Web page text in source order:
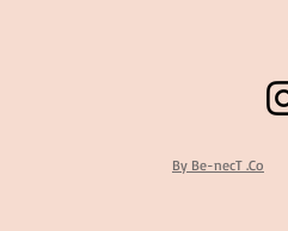
By Be-necT .Co